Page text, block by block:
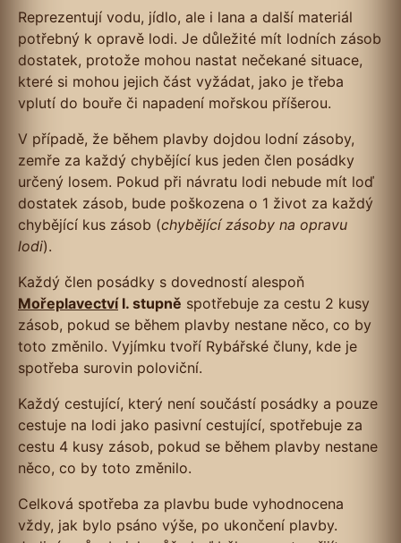
Reprezentují vodu, jídlo, ale i lana a další materiál
potřebný k opravě lodi. Je důležité mít lodních zásob
dostatek, protože mohou nastat nečekané situace,
které si mohou jejich část vyžádat, jako je třeba
vplutí do bouře či napadení mořskou příšerou.
V případě, že během plavby dojdou lodní zásoby,
zemře za každý chybějící kus jeden člen posádky
určený losem. Pokud při návratu lodi nebude mít loď
dostatek zásob, bude poškozena o 1 život za každý
chybějící kus zásob (chybějící zásoby na opravu
lodi).
Každý člen posádky s dovedností alespoň
MořeplavectvíI. stupně spotřebuje za cestu 2 kusy
zásob, pokud se během plavby nestane něco, co by
toto změnilo. Vyjímku tvoří Rybářské čluny, kde je
spotřeba surovin poloviční.
Každý cestující, který není součástí posádky a pouze
cestuje na lodi jako pasivní cestující, spotřebuje za
cestu 4 kusy zásob, pokud se během plavby nestane
něco, co by toto změnilo.
Celková spotřeba za plavbu bude vyhodnocena
vždy, jak bylo psáno výše, po ukončení plavby.